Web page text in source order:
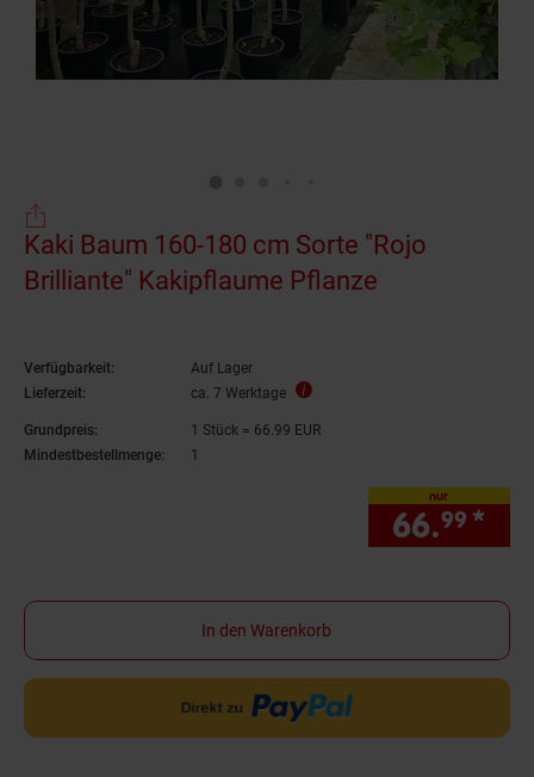
Kaki Baum 160-180 cm Sorte "Rojo
Brilliante" Kakipflaume Pflanze
Verfügbarkeit:
Auf Lager
Lieferzeit:
ca. 7 Werktage
Grundpreis:
1 Stück = 66.99 EUR
Mindestbestellmenge:
1
nur
66.99 *
In den Warenkorb